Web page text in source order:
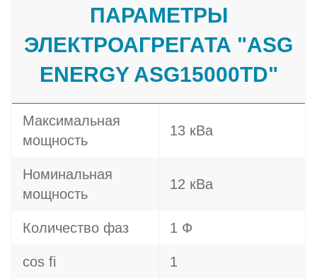
ПАРАМЕТРЫ
ЭЛЕКТРОАГРЕГАТА "ASG
ENERGY ASG15000TD"
Максимальная
мощность
13 кВа
Номинальная
мощность
12 кВа
Количество фаз 1 Ф
cos fi 1